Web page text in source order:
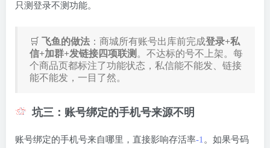
只测登录不测功能。
🛒 飞鱼的做法 ：商城所有账号出库前完成登录+私
信+加群+发链接四项联测 。不达标的号不上架。每
个商品页都标注了功能状态，私信能不能发、链接
能不能发，一目了然。
坑三：账号绑定的手机号来源不明
账号绑定的手机号来自哪里，直接影响存活率-1。如果号码